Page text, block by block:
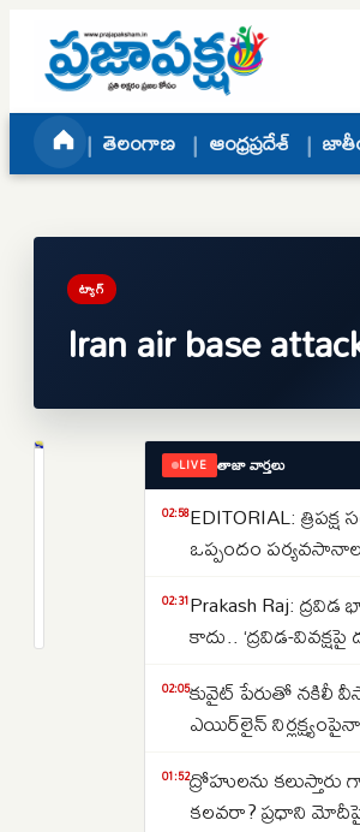
Skip to content
తెలంగాణ ఆంధ్రప్రదేశ్
ట్యాగ్
Iran air base
నెత్తురోడుతున్న
LIVE తాజా వార్తలు
02:58EDITORIAL: త్రిపక్ష
ఒప్పందం
02:31Prakash Raj:
కాదు.. ‘ద్రవిడ-వివక్షపై
02:05కువైట్ పేరుతో నకిలీ
ఎయిర్‌లైన్
01:52ద్రోహులను కలుస్తారు
కలవరా? ప్రధాని మోదీపై